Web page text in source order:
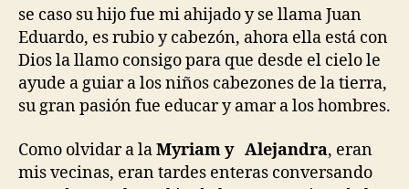
se caso su hijo fue mi ahijado y se llama Juan
Eduardo, es rubio y cabezón, ahora ella está con
Dios la llamo consigo para que desde el cielo le
ayude a guiar a los niños cabezones de la tierra,
su gran pasión fue educar y amar a los hombres.
Como olvidar a laMyriam y Alejandra, eran
mis vecinas, eran tardes enteras conversando